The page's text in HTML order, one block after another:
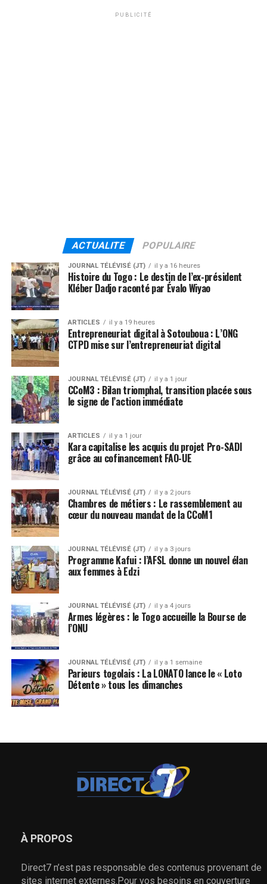
PUBLICITÉ
ACTUALITE POPULAIRE
JOURNAL TÉLÉVISÉ (JT) il y a 16 heures
Histoire du Togo : Le destin de l’ex-président
Kléber Dadjo raconté par Évalo Wiyao
ARTICLES il y a 19 heures
Entrepreneuriat digital à Sotouboua : L’ONG
CTPD mise sur l’entrepreneuriat digital
JOURNAL TÉLÉVISÉ (JT) il y a 1 jour
CCoM3 : Bilan triomphal, transition placée sous
le signe de l’action immédiate
ARTICLES il y a 1 jour
Kara capitalise les acquis du projet Pro-SADI
grâce au cofinancement FAO-UE
JOURNAL TÉLÉVISÉ (JT) il y a 2 jours
Chambres de métiers : Le rassemblement au
cœur du nouveau mandat de la CCoM1
JOURNAL TÉLÉVISÉ (JT) il y a 3 jours
Programme Kafui : l’AFSL donne un nouvel élan
aux femmes à Edzi
JOURNAL TÉLÉVISÉ (JT) il y a 4 jours
Armes légères : le Togo accueille la Bourse de
l’ONU
JOURNAL TÉLÉVISÉ (JT) il y a 1 semaine
Parieurs togolais : La LONATO lance le « Loto
Détente » tous les dimanches
À PROPOS
Direct7 n’est pas responsable des contenus provenant de
sites internet externes.Pour vos besoins en couverture